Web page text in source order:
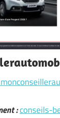
:conseils-